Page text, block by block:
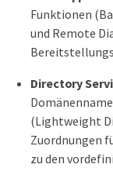
Funktionen
und Remote
Directory
(Lightweight
Zuordnungen
zu den